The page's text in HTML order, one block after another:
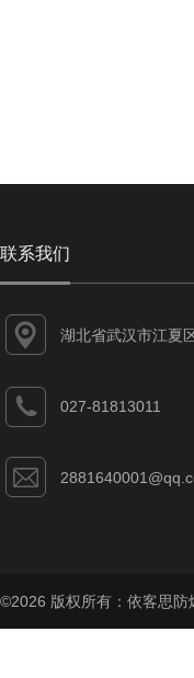
联系我们
湖北省武汉市江夏
027-81813011
©2026 版权所有：依客思